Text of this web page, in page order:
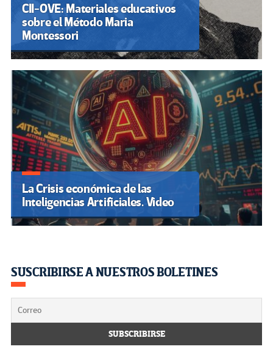
CII-OVE: Materiales educativos
sobre el Método Maria
Montessori
La Crisis económica de las
Inteligencias Artificiales. Video
SUSCRIBIRSE A NUESTROS BOLETINES